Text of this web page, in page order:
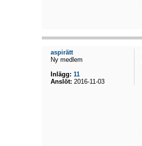
aspirätt
Ny medlem
Inlägg: 11
Anslöt: 2016-11-03